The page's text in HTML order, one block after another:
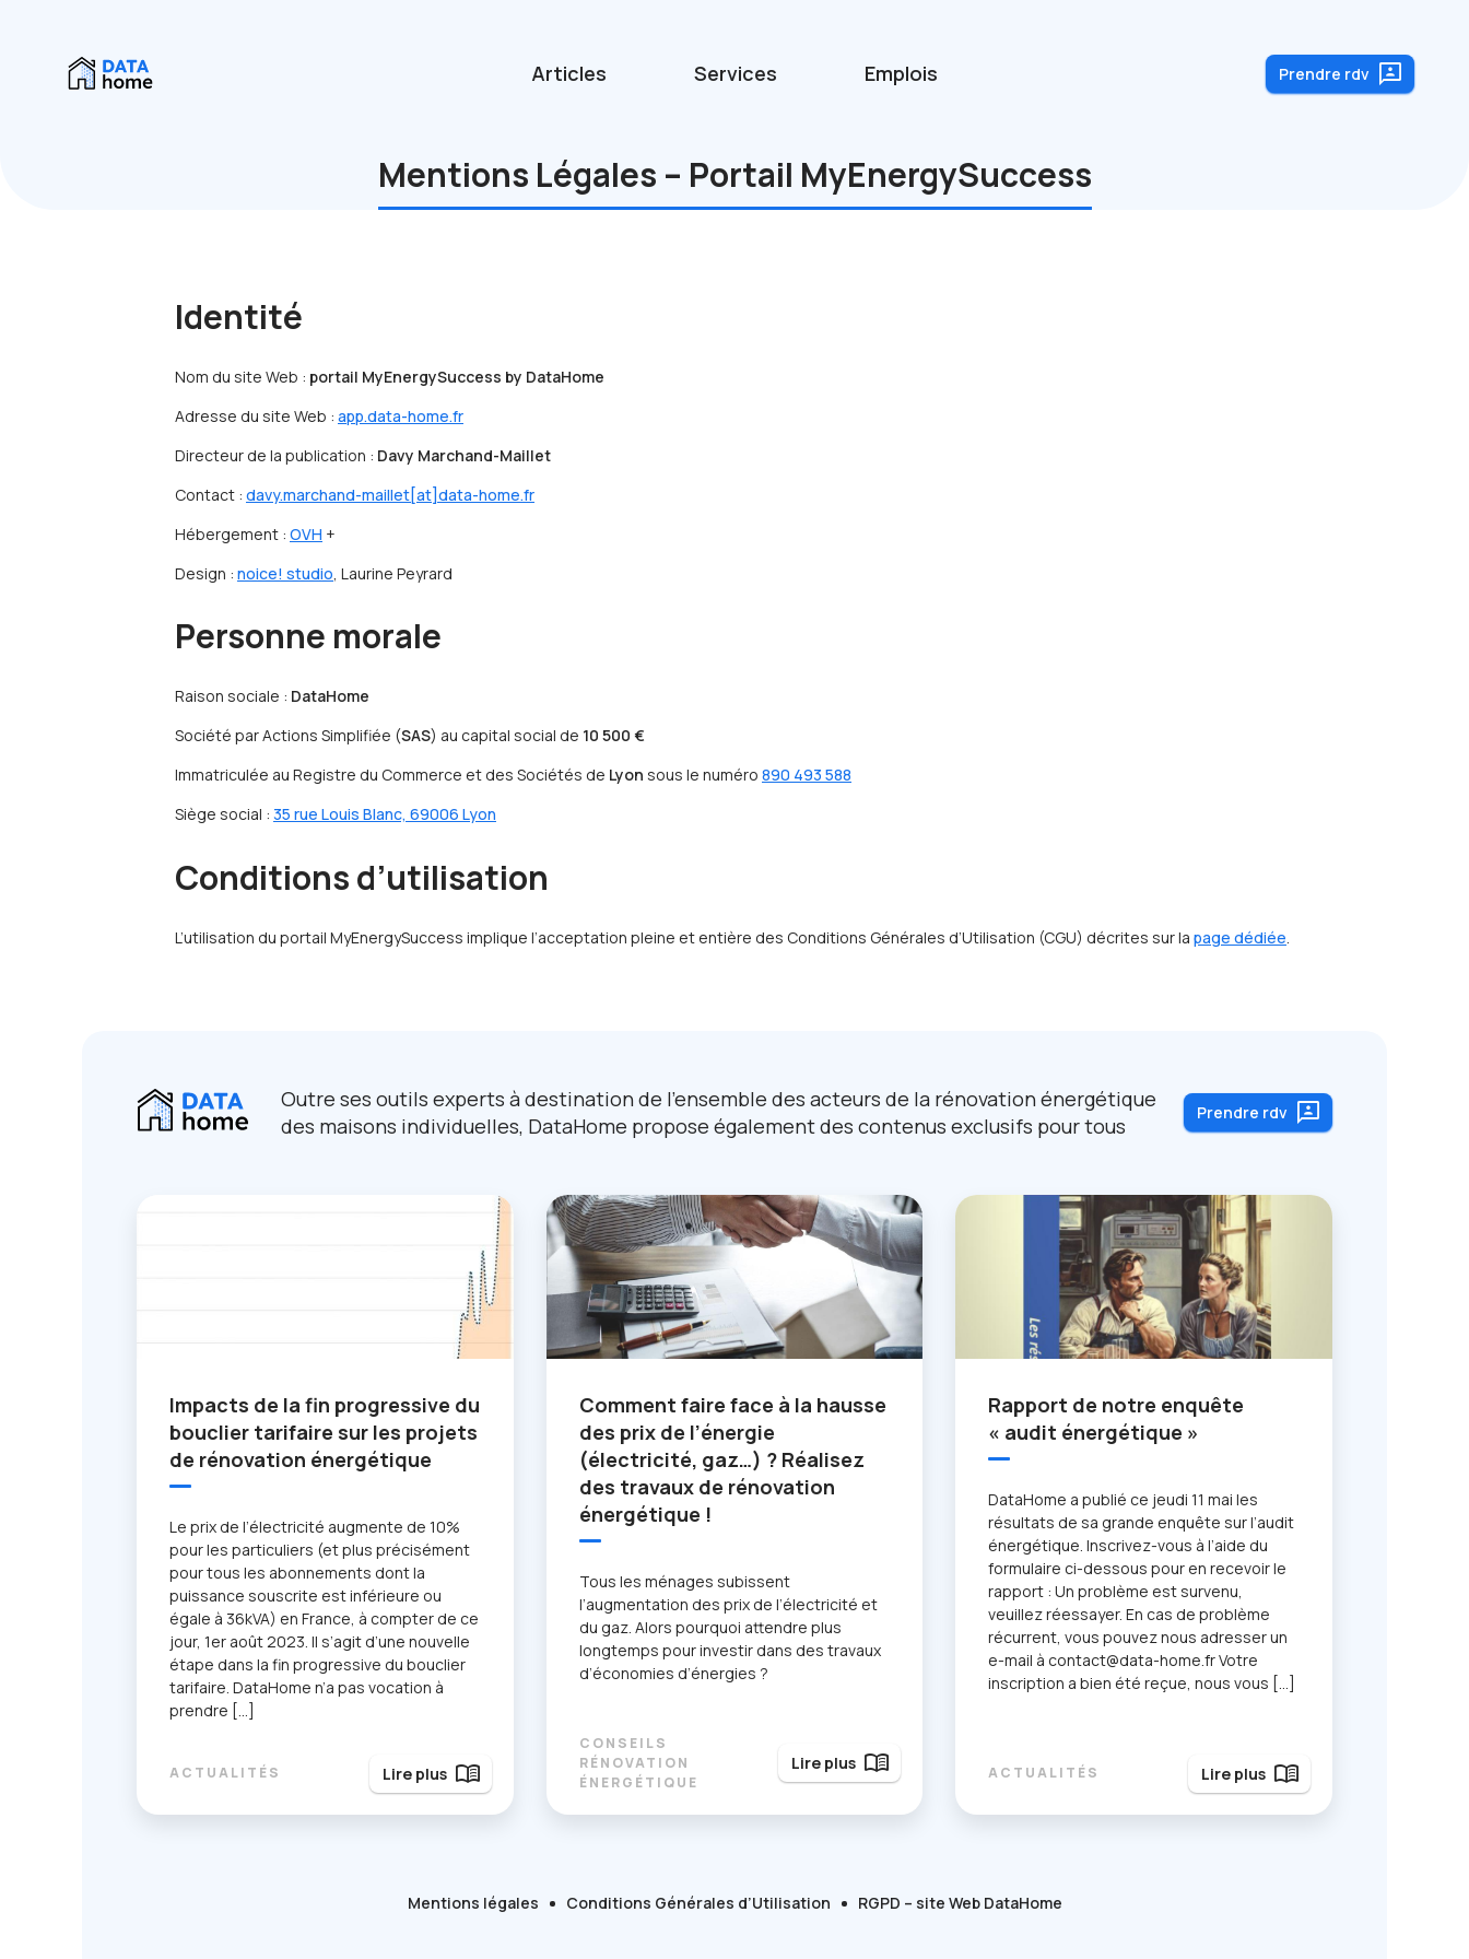
Articles Services Emplois Prendre rdv 3p
Mentions Légales – Portail MyEnergySuccess
Identité
Nom du site Web : portail MyEnergySuccess by DataHome
Adresse du site Web : app.data-home.fr
Directeur de la publication : Davy Marchand-Maillet
Contact : davy.marchand-maillet[at]data-home.fr
Hébergement : OVH +
Design : noice! studio , Laurine Peyrard
Personne morale
Raison sociale : DataHome
Société par Actions Simplifiée (SAS) au capital social de 10 500 €
Immatriculée au Registre du Commerce et des Sociétés de Lyon sous le numéro 890 493 588
Siège social : 35 rue Louis Blanc, 69006 Lyon
Conditions d’utilisation
L’utilisation du portail MyEnergySuccess implique l’acceptation pleine et entière des Conditions Générales d’Utilisation (CGU) décrites sur la page dédiée
Outre ses outils experts à destination de l’ensemble des acteurs de la rénovation énergétique
des maisons individuelles, DataHome propose également des contenus exclusifs pour tous
Prendre rdv 3p
Impacts de la fin progressive du
bouclier tarifaire sur les projets
de rénovation énergétique
Le prix de l’électricité augmente de 10%
pour les particuliers (et plus précisément
pour tous les abonnements dont la
puissance souscrite est inférieure ou
égale à 36kVA) en France, à compter de ce
jour, 1er août 2023. Il s’agit d’une nouvelle
étape dans la fin progressive du bouclier
tarifaire. DataHome n’a pas vocation à
prendre […]
ACTUALITÉS Lire plus menu_book
Comment faire face à la hausse
des prix de l’énergie
(électricité, gaz…) ? Réalisez
des travaux de rénovation
énergétique !
Tous les ménages subissent
l’augmentation des prix de l’électricité et
du gaz. Alors pourquoi attendre plus
longtemps pour investir dans des travaux
d’économies d’énergies ?
CONSEILS
RÉNOVATION
ÉNERGÉTIQUE
Lire plus menu_book
Rapport de notre enquête
« audit énergétique »
DataHome a publié ce jeudi 11 mai les
résultats de sa grande enquête sur l’audit
énergétique . Inscrivez-vous à l’aide du
formulaire ci-dessous pour en recevoir le
rapport : Un problème est survenu,
veuillez réessayer. En cas de problème
récurrent, vous pouvez nous adresser un
e-mail à contact@data-home.fr Votre
inscription a bien été reçue, nous vous […]
ACTUALITÉS Lire plus menu_book
Mentions légales Conditions Générales d’Utilisation RGPD – site Web DataHome